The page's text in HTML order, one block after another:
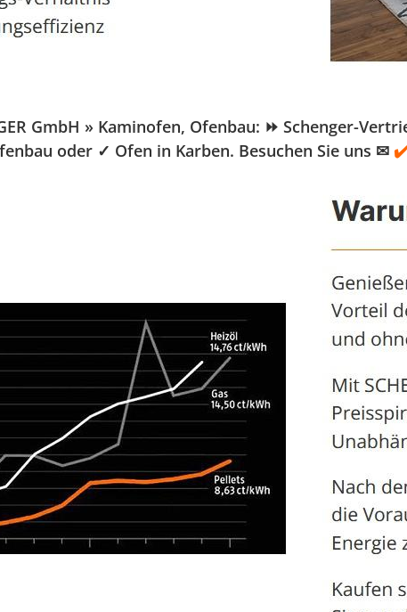
GmbH » Kaminofen, Ofenbau: ⏩ Schenger-
oder ✓ Ofen in Karben. Besuchen Sie uns ✉